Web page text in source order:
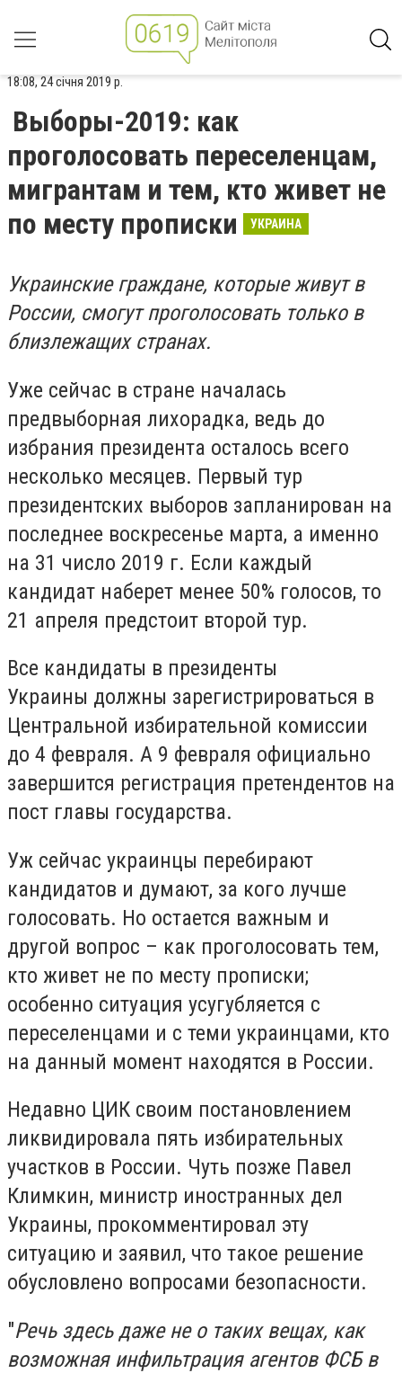
18:08, 24 січня 2019 р.
Выборы-2019: как
проголосовать переселенцам,
мигрантам и тем, кто живет не
по месту прописки
УКРАИНА
Украинские граждане, которые живут в
России, смогут проголосовать только в
близлежащих странах.
Уже сейчас в стране началась
предвыборная лихорадка, ведь до
избрания президента осталось всего
несколько месяцев. Первый тур
президентских выборов запланирован на
последнее воскресенье марта, а именно
на 31 число 2019 г. Если каждый
кандидат наберет менее 50% голосов, то
21 апреля предстоит второй тур.
Все кандидаты в президенты
Украины должны зарегистрироваться в
Центральной избирательной комиссии
до 4 февраля. А 9 февраля официально
завершится регистрация претендентов на
пост главы государства.
Уж сейчас украинцы перебирают
кандидатов и думают, за кого лучше
голосовать. Но остается важным и
другой вопрос – как проголосовать тем,
кто живет не по месту прописки;
особенно ситуация усугубляется с
переселенцами и с теми украинцами, кто
на данный момент находятся в России.
Недавно ЦИК своим постановлением
ликвидировала пять избирательных
участков в России. Чуть позже Павел
Климкин, министр иностранных дел
Украины, прокомментировал эту
ситуацию и заявил, что такое решение
обусловлено вопросами безопасности.
"Речь здесь даже не о таких вещах, как
возможная инфильтрация агентов ФСБ в